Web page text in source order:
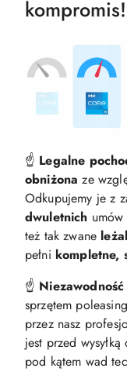
☝️ Legalne
obniżona ze
Odkupujemy je z
dwuletnich
też tak zwane
pełni kompletne,
☝️ Niezawodność
sprzętem
przez nasz
jest przed wysyłką
pod kątem wad